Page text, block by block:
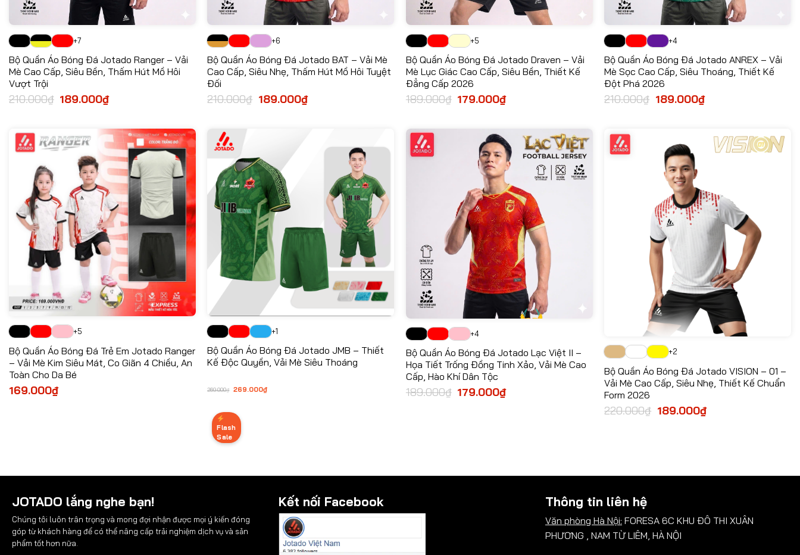
+7
Bộ Quần Áo Bóng Đá Jotado Ranger – Vải
Mè Cao Cấp, Siêu Bền, Thấm Hút Mồ Hôi
Vượt Trội
210.000₫ Giá
gốc
189.000₫
189.000₫.
+6
Bộ Quần Áo Bóng Đá Jotado BAT – Vải Mè
Cao Cấp, Siêu Nhẹ, Thấm Hút Mồ Hôi Tuyệt
Đối
210.000₫ Giá
gốc
189.000₫
+5
Bộ Quần Áo Bóng Đá Jotado Draven – Vải
Mè Lục Giác Cao Cấp, Siêu Bền, Thiết Kế
Đẳng Cấp 2026
189.000₫ Giá
gốc
179.000₫
+4
Bộ Quần Áo Bóng Đá Jotado ANREX – Vải
Mè Sọc Cao Cấp, Siêu Thoáng, Thiết Kế
Đột Phá 2026
210.000₫ Giá
gốc
189.000₫
+5
Bộ Quần Áo Bóng Đá Trẻ Em Jotado Ranger
– Vải Mè Kim Siêu Mát, Co Giãn 4 Chiều, An
Toàn Cho Da Bé
169.000₫
+1
Bộ Quần Áo Bóng Đá Jotado JMB – Thiết
Kế Độc Quyền, Vải Mè Siêu Thoáng
269.000₫ Giá
269.000₫.
269.000₫
Flash
Sale
+4
Bộ Quần Áo Bóng Đá Jotado Lạc Việt II –
Họa Tiết Trống Đồng Tinh Xảo, Vải Mè Cao
Cấp, Hào Khí Dân Tộc
189.000₫ Giá
gốc
179.000₫
+2
Bộ Quần Áo Bóng Đá Jotado VISION – 01 –
Vải Mè Cao Cấp, Siêu Nhẹ, Thiết Kế Chuẩn
Form 2026
220.000₫ Giá
gốc
189.000₫
JOTADO lắng nghe bạn!
Chúng tôi luôn trân trọng và mong đợi nhận được mọi ý kiến đóng
góp từ khách hàng để có thể nâng cấp trải nghiệm dịch vụ và sản
phẩm tốt hơn nữa.
Kết nối Facebook Thông tin liên hệ
Văn phòng Hà Nội: FORESA 6C KHU ĐÔ THI XUÂN
PHƯƠNG , NAM TỪ LIÊM, HÀ NỘI